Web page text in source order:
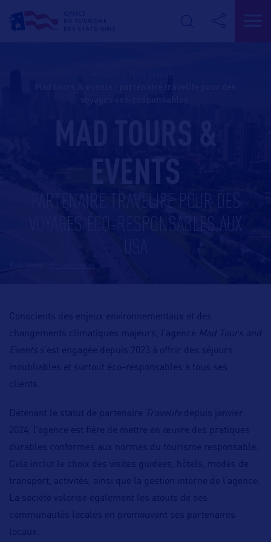
EVENTS
PARTENAIRE TRAVELIFE POUR DES
VOYAGES ÉCO-RESPONSABLES AUX
Conscients des enjeux environnementaux et des
changements climatiques majeurs, l’agence Mad Tours and
Events
s’est engagée depuis 2023 à offrir des séjours
inoubliables et surtout éco-responsables à tous ses
clients
Détenant le statut de partenaire Travelife depuis janvier
2024, l’agence est fière de mettre en œuvre des pratiques
durables conformes aux normes du tourisme responsable.
Cela inclut le choix des visites guidées, hôtels, modes de
transport, activités, ainsi que la gestion interne de l’agence.
La société valorise également les atouts de ses
communautés locales en promouvant ses partenaires
locaux.